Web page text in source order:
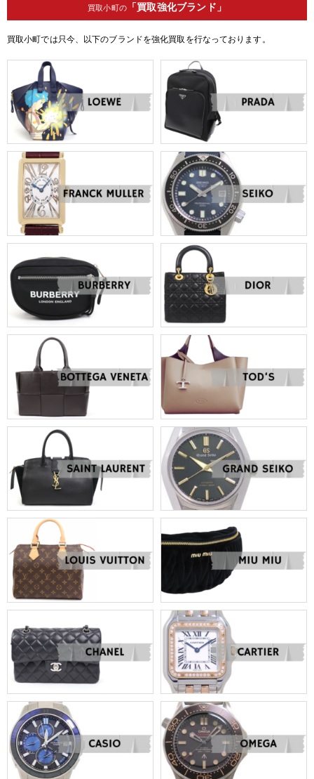
買取小町の「買取強化ブランド」
買取小町では只今、以下のブランドを強化買取を行なっております。